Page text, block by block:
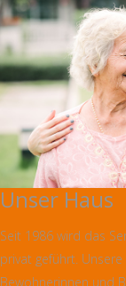
Unser Haus
Seit 1986 wird das
privat geführt.
Bewohnerinnen und